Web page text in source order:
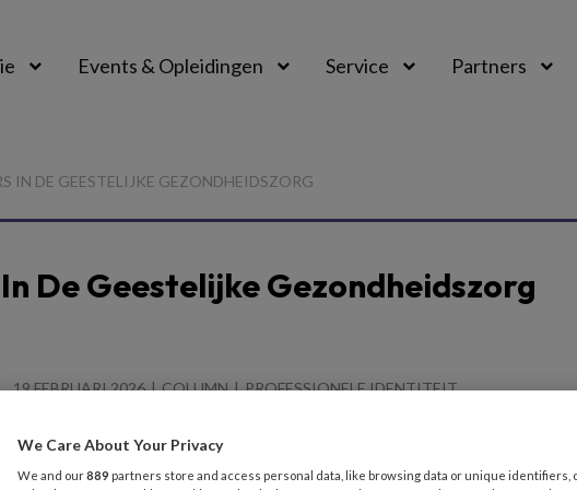
Events & Opleidingen Service Partners
IN DE GEESTELIJKE GEZONDHEIDSZORG
De Geestelijke Gezondheidszorg
19 FEBRUARI 2026 COLUMN PROFESSIONELE IDENTITEIT
Sarcasme en ironie zijn mij niet onbekend, maar het was oprecht
We Care About Your Privacy
We and our889 partners store and access personal data, like browsing data or unique identifiers,